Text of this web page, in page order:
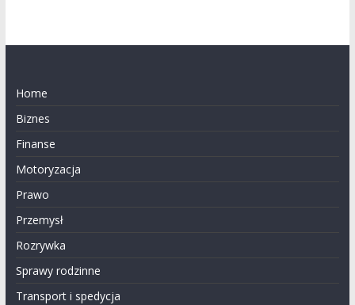
Home
Biznes
Finanse
Motoryzacja
Prawo
Przemysł
Rozrywka
Sprawy rodzinne
Transport i spedycja